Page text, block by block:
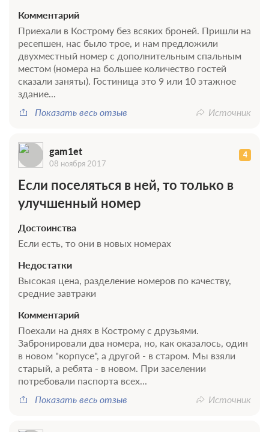
Комментарий
Приехали в Кострому без всяких броней. Пришли на
ресепшен, нас было трое, и нам предложили
двухместный номер с дополнительным спальным
местом (номера на большее количество гостей
сказали заняты). Гостиница это 9 или 10 этажное
здание...
Показать весь отзыв
Источник
gam1et 4
08 ноября 2017
Если поселяться в ней, то только в
улучшенный номер
Достоинства
Если есть, то они в новых номерах
Недостатки
Высокая цена, разделение номеров по качеству,
средние завтраки
Комментарий
Поехали на днях в Кострому с друзьями.
Забронировали два номера, но, как оказалось, один
в новом "корпусе", а другой - в старом. Мы взяли
старый, а ребята - в новом. При заселении
потребовали паспорта всех...
Показать весь отзыв
Источник